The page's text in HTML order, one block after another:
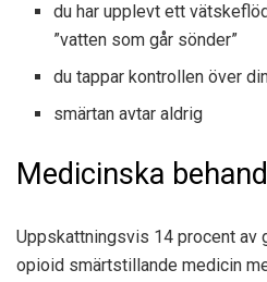
du har upplevt ett
”vatten som går sönder”
du tappar kontrollen över
smärtan avtar aldrig
Medicinska
Uppskattningsvis 14 procent av
opioid smärtstillande medicin